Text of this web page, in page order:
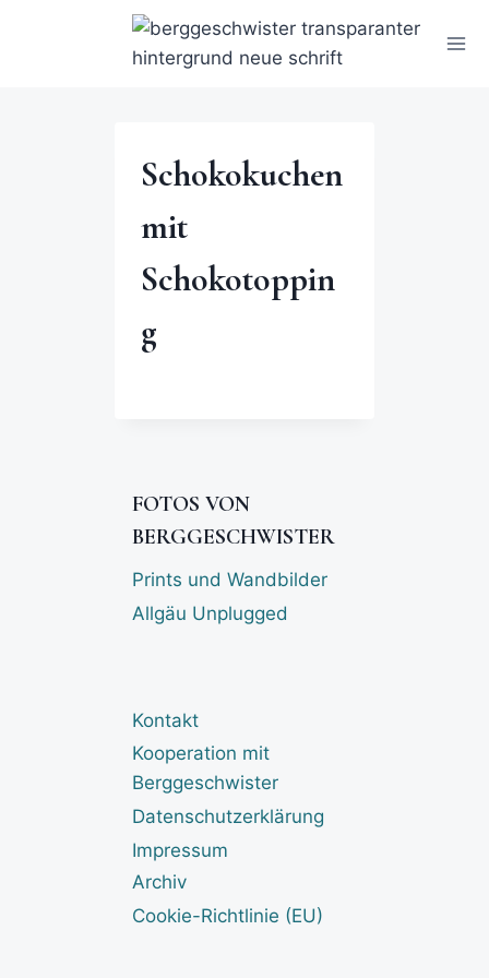
Schokokuchen
mit
Schokotoppin
g
FOTOS VON
BERGGESCHWISTER
Prints und Wandbilder
Allgäu Unplugged
Kontakt
Kooperation mit
Berggeschwister
Datenschutzerklärung
Impressum
Archiv
Cookie-Richtlinie (EU)